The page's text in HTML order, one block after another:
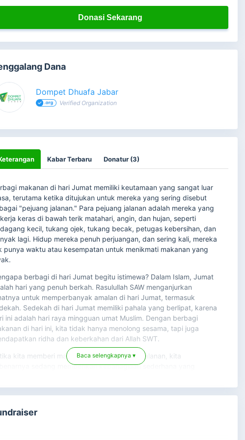
Donasi Sekarang
Dana
Dompet Dhuafa Jabar
Verified Organization
Kabar Terbaru Donatur (3)
makanan di hari Jumat memiliki keutamaan yang sangat luar
terutama ketika ditujukan untuk mereka yang sering disebut
"pejuang jalanan." Para pejuang jalanan adalah mereka yang
keras di bawah terik matahari, angin, dan hujan, seperti
kecil, tukang ojek, tukang becak, petugas kebersihan, dan
lagi. Hidup mereka penuh perjuangan, dan sering kali, mereka
punya waktu atau kesempatan untuk menikmati makanan yang
berbagi di hari Jumat begitu istimewa? Dalam Islam, Jumat
hari yang penuh berkah. Rasulullah SAW menganjurkan
untuk memperbanyak amalan di hari Jumat, termasuk
Sedekah di hari Jumat memiliki pahala yang berlipat, karena
ini adalah hari raya mingguan umat Muslim. Dengan berbagi
di hari ini, kita tidak hanya menolong sesama, tapi juga
ridha dan keberkahan dari Allah SWT.
kita memberi makanan kepada pejuang jalanan, kita
sedang memberikan kebahagiaan sederhana yang
makan, ada harapan, ada kekuatan, dan ada rasa syukur.
hanya bagi mereka, tetapi juga bagi kita yang memberi. Setiap
yang kita keluarkan di dunia, Allah janjikan akan menjadi
kita di akhirat.
Baca selengkapnya ▾